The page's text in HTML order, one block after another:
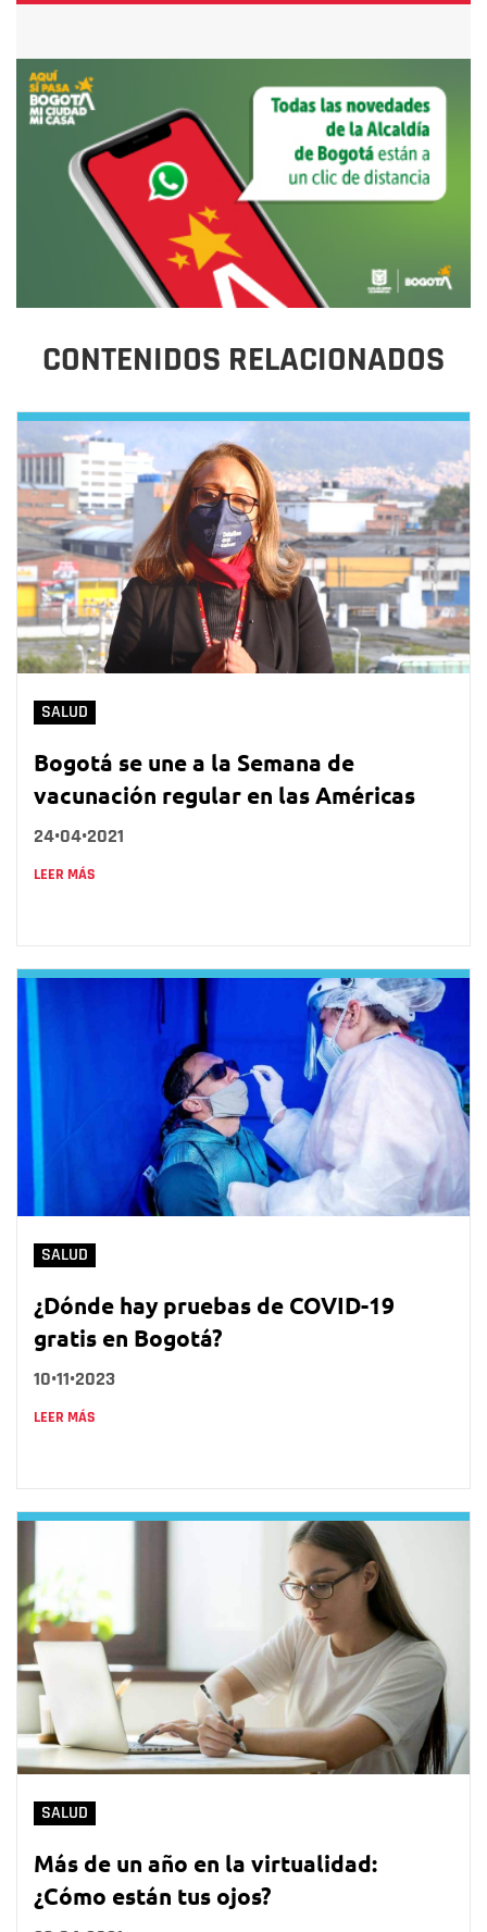
CONTENIDOS RELACIONADOS
SALUD
Bogotá se une a la Semana de
vacunación regular en las Américas
24•04•2021
LEER MÁS
SALUD
¿Dónde hay pruebas de COVID-19
gratis en Bogotá?
10•11•2023
LEER MÁS
SALUD
Más de un año en la virtualidad:
¿Cómo están tus ojos?